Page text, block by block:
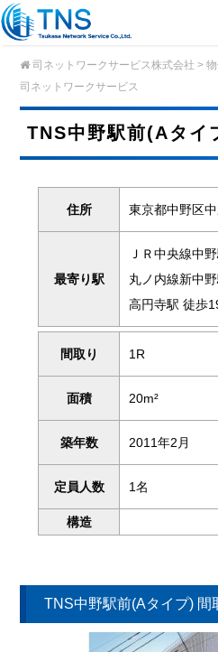
司ネットワークサービス株式会社 >
司ネットワークサービス
TNS中野駅前(Aタイ
住所 東京都中野区
最寄り駅
ＪＲ中央線中
丸ノ内線新中
高円寺駅 徒歩
間取り 1R
面積 20m²
築年数 2011年2月
定員人数 1名
構造
TNS中野駅前(Aタイプ) 間